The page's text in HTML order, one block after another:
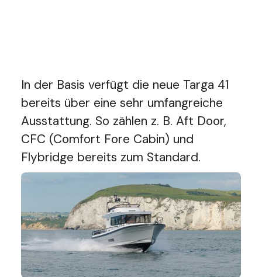
In der Basis verfügt die neue Targa 41
bereits über eine sehr umfangreiche
Ausstattung. So zählen z. B. Aft Door,
CFC (Comfort Fore Cabin) und
Flybridge bereits zum Standard.